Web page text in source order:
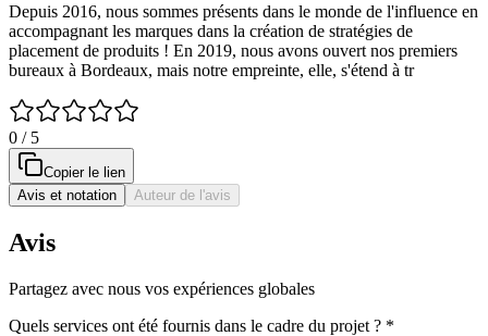
Depuis 2016, nous sommes présents dans le monde de l'influence en
accompagnant les marques dans la création de stratégies de
placement de produits ! En 2019, nous avons ouvert nos premiers
bureaux à Bordeaux, mais notre empreinte, elle, s'étend à tr
0 / 5
Copier le lien
Avis et notation
Auteur de l'avis
Avis
Partagez avec nous vos expériences globales
Quels services ont été fournis dans le cadre du projet ? *